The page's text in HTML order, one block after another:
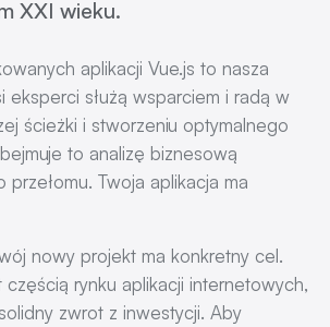
XXI wieku.
aplikacji Vue.js to nasza
eksperci służą wsparciem i radą w
ścieżki i stworzeniu optymalnego
to analizę biznesową
Twoja aplikacja ma
nowy projekt ma konkretny cel.
częścią rynku aplikacji internetowych,
zwrot z inwestycji. Aby